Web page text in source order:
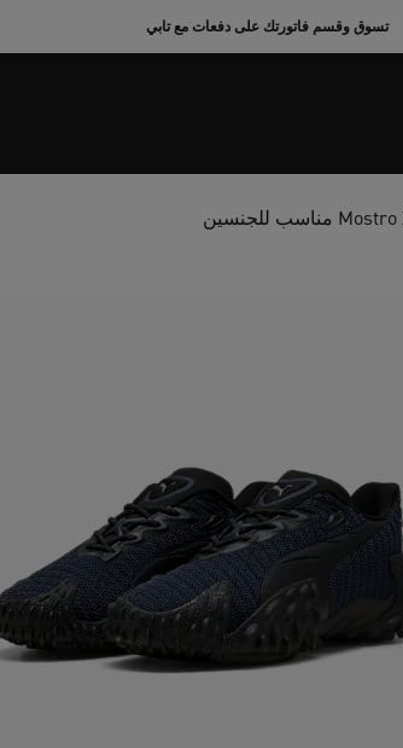
تسوق وقسم فاتورتك على دفعات مع تابي